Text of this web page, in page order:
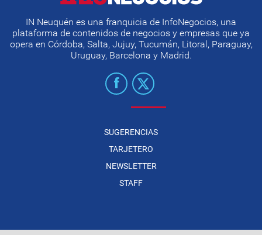
IN Neuquén es una franquicia de InfoNegocios, una
plataforma de contenidos de negocios y empresas que ya
opera en Córdoba, Salta, Jujuy, Tucumán, Litoral, Paraguay,
Uruguay, Barcelona y Madrid.
SUGERENCIAS
TARJETERO
NEWSLETTER
STAFF